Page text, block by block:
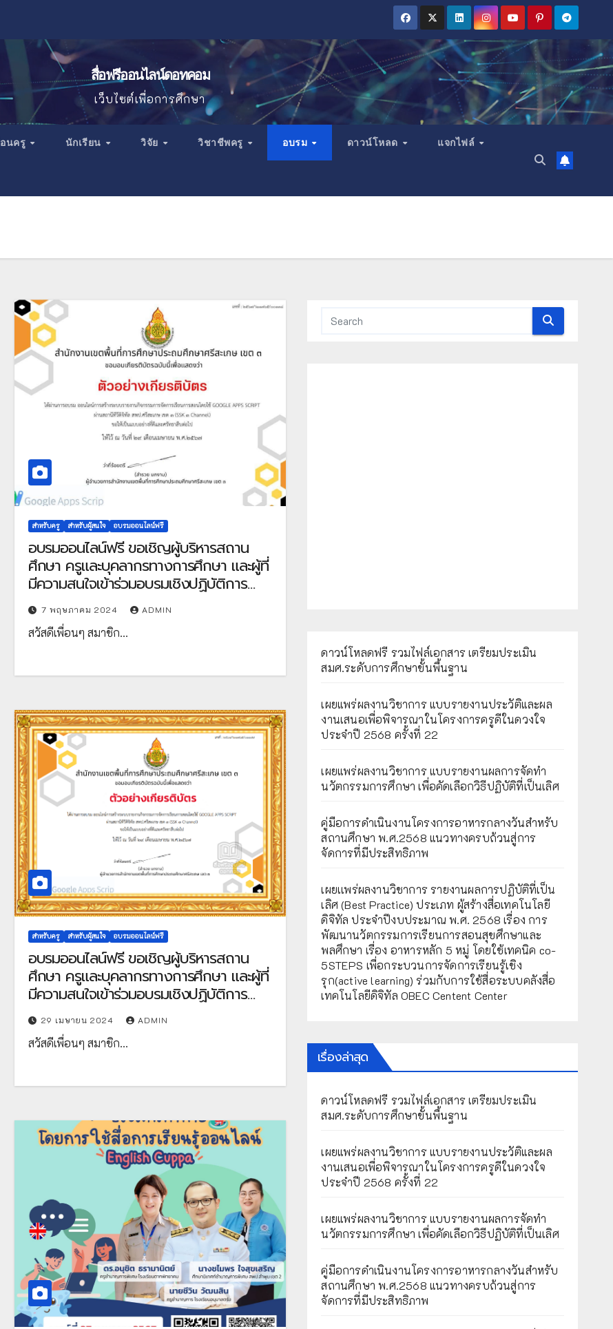
สื่อฟรีออนไลน์ดอทคอม
เว็บไซต์เพื่อการศึกษา
นครู นักเรียน วิจัย วิชาชีพครู อบรม ดาวน์โหลด แจกไฟล์
สำหรับครู สำหรับผู้สนใจ อบรมออนไลน์ฟรี
อบรมออนไลน์ฟรี ขอเชิญผู้บริหารสถาน
ศึกษา ครูและบุคลากรทางการศึกษา และผู้ที่
มีความสนใจเข้าร่วมอบรมเชิงปฏิบัติการ
ระบบออนไลน์ ผ่านสถานีทีวีดิจิทัล
สพป.ศรีสะเกษ เขต 3 (SSK3 Channel)
หลักสูตร อบรมเชิงปฏิบัติการ “ICT เพื่อ
พฤษภาคม 2567 เวลา 09.00 น. เป็นต้นไป
7 พฤษภาคม 2024 ADMIN
สวัสดีเพื่อนๆ สมาชิก…
สำหรับครู สำหรับผู้สนใจ อบรมออนไลน์ฟรี
อบรมออนไลน์ฟรี ขอเชิญผู้บริหารสถาน
ศึกษา ครูและบุคลากรทางการศึกษา และผู้ที่
มีความสนใจเข้าร่วมอบรมเชิงปฏิบัติการ
ระบบออนไลน์ ผ่านสถานีทีวีดิจิทัล
สพป.ศรีสะเกษ เขต 3 (SSK3 Channel)
หลักสูตร การสร้างระบบรายงานกิจกรรม
APPS SCRIPT ในวันจันทร์ที่ 29 เมษายน
สพป.ศรีสะเกษ เขต 3
29 เมษายน 2024 ADMIN
สวัสดีเพื่อนๆ สมาชิก…
ดาวน์โหลดฟรี รวมไฟล์เอกสาร เตรียมประเมิน
สมศ.ระดับการศึกษาขั้นพื้นฐาน
เผยแพร่ผลงานวิชาการ แบบรายงานประวัติและผล
งานเสนอเพื่อพิจารณาในโครงการครูดีในดวงใจ
ประจำปี 2568 ครั้งที่ 22
เผยแพร่ผลงานวิชาการ แบบรายงานผลการจัดทำ
นวัตกรรมการศึกษา เพื่อคัดเลือกวิธีปฏิบัติที่เป็นเลิศ
คู่มือการดำเนินงานโครงการอาหารกลางวันสำหรับ
สถานศึกษา พ.ศ.2568 แนวทางครบถ้วนสู่การ
จัดการที่มีประสิทธิภาพ
เผยเเพร่ผลงานวิชาการ รายงานผลการปฏิบัติที่เป็น
เลิศ (Best Practice) ประเภท ผู้สร้างสื่อเทคโนโลยี
ดิจิทัล ประจำปีงบประมาณ พ.ศ. 2568 เรื่อง การ
พัฒนานวัตกรรมการเรียนการสอนสุขศึกษาและ
พลศึกษา เรื่อง อาหารหลัก 5 หมู่ โดยใช้เทคนิค co-
5STEPS เพื่อกระบวนการจัดการเรียนรู้เชิง
รุก(active learning) ร่วมกับการใช้สื่อระบบคลังสื่อ
เทคโนโลยีดิจิทัล OBEC Centent Center
เรื่องล่าสุด
ดาวน์โหลดฟรี รวมไฟล์เอกสาร เตรียมประเมิน
สมศ.ระดับการศึกษาขั้นพื้นฐาน
เผยแพร่ผลงานวิชาการ แบบรายงานประวัติและผล
งานเสนอเพื่อพิจารณาในโครงการครูดีในดวงใจ
ประจำปี 2568 ครั้งที่ 22
เผยแพร่ผลงานวิชาการ แบบรายงานผลการจัดทำ
นวัตกรรมการศึกษา เพื่อคัดเลือกวิธีปฏิบัติที่เป็นเลิศ
คู่มือการดำเนินงานโครงการอาหารกลางวันสำหรับ
สถานศึกษา พ.ศ.2568 แนวทางครบถ้วนสู่การ
จัดการที่มีประสิทธิภาพ